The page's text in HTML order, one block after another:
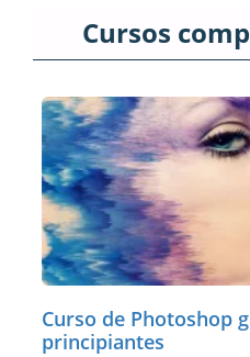
Cursos
Curso de Photoshop
principiantes